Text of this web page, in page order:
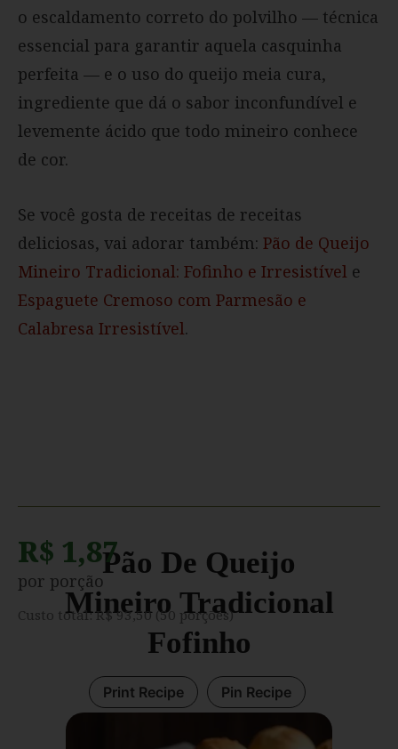
o escaldamento correto do polvilho — técnica
essencial para garantir aquela casquinha
perfeita — e o uso do queijo meia cura,
ingrediente que dá o sabor inconfundível e
levemente ácido que todo mineiro conhece
de cor.
Se você gosta de receitas de receitas
deliciosas, vai adorar também: Pão de Queijo
Mineiro Tradicional: Fofinho e Irresistível e
Espaguete Cremoso com Parmesão e
Calabresa Irresistível.
R$ 1,87
por porção
Custo total: R$ 93,50 (50 porções)
Pão De Queijo
Mineiro Tradicional
Fofinho
Print Recipe Pin Recipe